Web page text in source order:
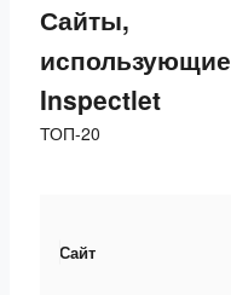
Сайты,
использующие
Inspectlet
ТОП-20
Сайт